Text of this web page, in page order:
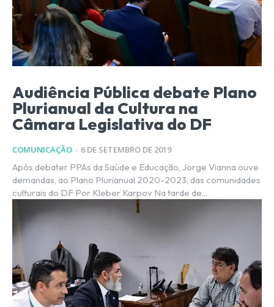
Audiência Pública debate Plano
Plurianual da Cultura na
Câmara Legislativa do DF
COMUNICAÇÃO - 6 DE SETEMBRO DE 2019
Após debater PPAs da Saúde e Educação, Jorge Vianna ouve
demandas, ao Plano Plurianual 2020-2023, das comunidades
culturais do DF Por Kleber Karpov Na tarde de...